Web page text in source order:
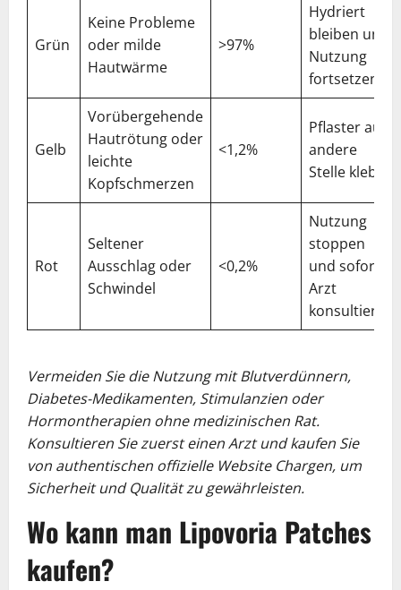
Grün
Keine Probleme
oder milde
Hautwärme
>97%
Hydriert
bleiben und
Nutzung
fortsetzen
Gelb
Vorübergehende
Hautrötung oder
leichte
Kopfschmerzen
<1,2%
Pflaster auf
andere
Stelle kleben
Rot
Seltener
Ausschlag oder
Schwindel
<0,2%
Nutzung
stoppen
und sofort
Arzt
konsultieren
Vermeiden Sie die Nutzung mit Blutverdünnern,
Diabetes-Medikamenten, Stimulanzien oder
Hormontherapien ohne medizinischen Rat.
Konsultieren Sie zuerst einen Arzt und kaufen Sie
von authentischen offizielle Website Chargen, um
Sicherheit und Qualität zu gewährleisten.
Wo kann man Lipovoria Patches
kaufen?